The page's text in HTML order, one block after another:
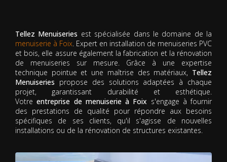
Tellez Menuiseries est spécialisée dans le domaine de la
menuiserie à Foix. Expert en installation de menuiseries PVC
et bois, elle assure également la fabrication et la rénovation
de menuiseries sur mesure. Grâce à une expertise
technique pointue et une maîtrise des matériaux, Tellez
Menuiseries propose des solutions adaptées à chaque
projet, garantissant durabilité et esthétique.
Votreentreprise de menuiserie à Foix s'engage à fournir
des prestations de qualité pour répondre aux besoins
spécifiques de ses clients, qu'il s'agisse de nouvelles
installations ou de la rénovation de structures existantes.